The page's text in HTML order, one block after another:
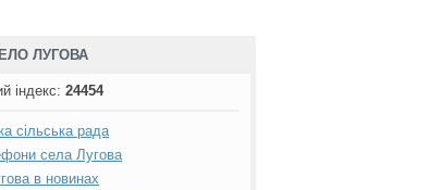
ЛУГОВА
індекс: 24454
сільська рада
села Лугова
в новинах